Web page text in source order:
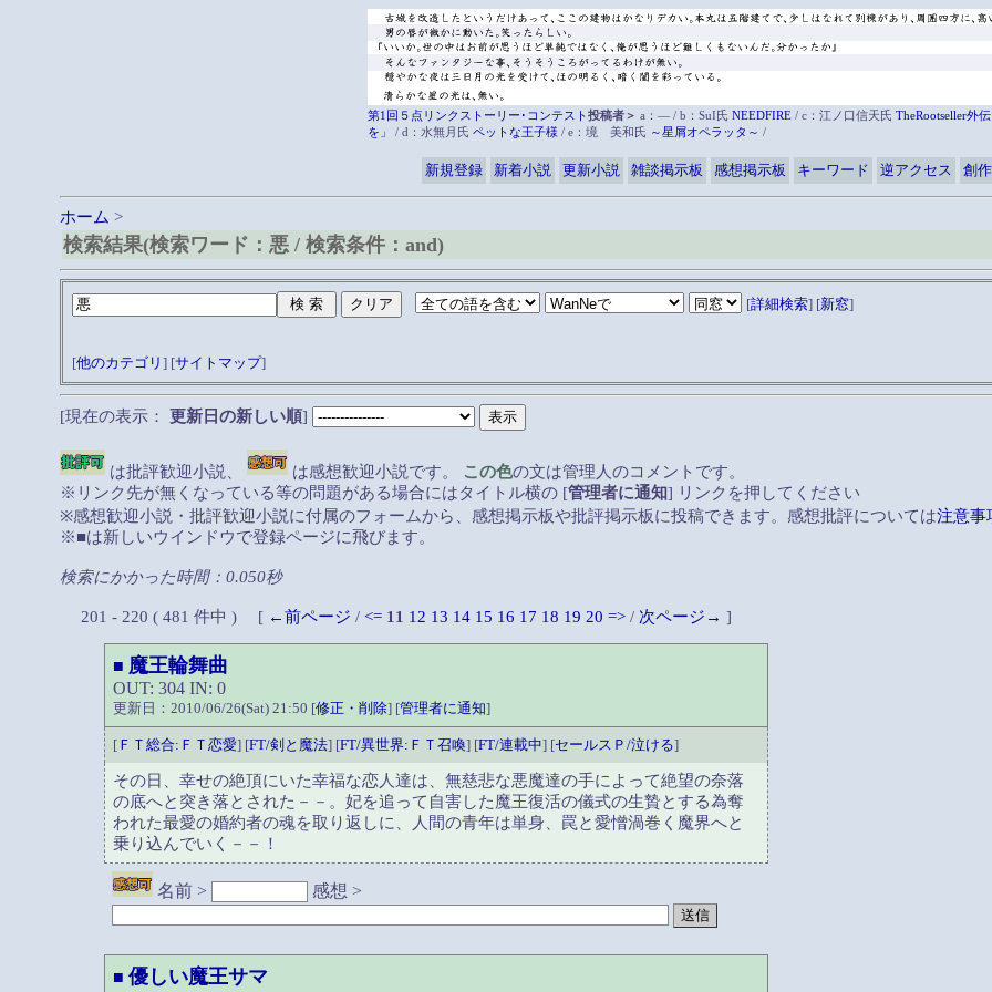
第1回５点リンクストーリー･コンテスト投稿者＞ a：― / b：SuI氏 NEEDFIRE / c：江ノ口信天氏 TheRootseller外
を」
/ d：水無月氏 ペットな王子様 / e：境 美和氏 ～星屑オペラッタ～ /
新規登録 新着小説 更新小説 雑談掲示板 感想掲示板 キーワード 逆アクセス 創
ホーム >
検索結果(検索ワード：悪 / 検索条件：and)
[詳細検索] [新窓]
[他のカテゴリ ] [サイトマップ]
[現在の表示： 更新日の新しい順]
は批評歓迎小説、 は感想歓迎小説です。 この色の文は管理人のコメントです。
※リンク先が無くなっている等の問題がある場合にはタイトル横の [管理者に通知] リンクを押してください
※感想歓迎小説・批評歓迎小説に付属のフォームから、感想掲示板や批評掲示板に投稿できます。感想批評については注意事
※■は新しいウインドウで登録ページに飛びます。
検索にかかった時間：0.050秒
201 - 220 ( 481 件中 ) [ ←前ページ / <= 11 12 13 14 15 16 17 18 19 20 =>/ 次ページ→ ]
■ 魔王輪舞曲
OUT: 304 IN: 0
更新日：2010/06/26(Sat) 21:50 [修正・削除] [管理者に通知]
[ＦＴ総合:ＦＴ恋愛] [FT/剣と魔法] [FT/異世界:ＦＴ召喚] [FT/連載中] [セールスＰ/泣ける]
その日、幸せの絶頂にいた幸福な恋人達は、無慈悲な悪魔達の手によって絶望の奈落
の底へと突き落とされた－－。妃を追って自害した魔王復活の儀式の生贄とする為奪
われた最愛の婚約者の魂を取り返しに、人間の青年は単身、罠と愛憎渦巻く魔界へと
乗り込んでいく－－！
名前 > 感想 >
■ 優しい魔王サマ